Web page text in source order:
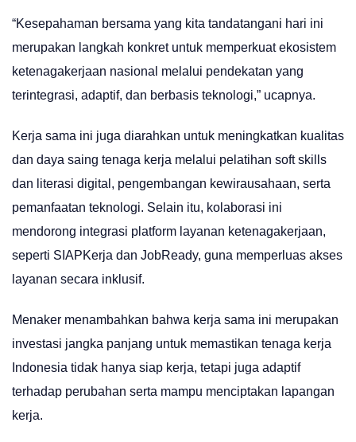
“Kesepahaman bersama yang kita tandatangani hari ini
merupakan langkah konkret untuk memperkuat ekosistem
ketenagakerjaan nasional melalui pendekatan yang
terintegrasi, adaptif, dan berbasis teknologi,” ucapnya.
Kerja sama ini juga diarahkan untuk meningkatkan kualitas
dan daya saing tenaga kerja melalui pelatihan soft skills
dan literasi digital, pengembangan kewirausahaan, serta
pemanfaatan teknologi. Selain itu, kolaborasi ini
mendorong integrasi platform layanan ketenagakerjaan,
seperti SIAPKerja dan JobReady, guna memperluas akses
layanan secara inklusif.
Menaker menambahkan bahwa kerja sama ini merupakan
investasi jangka panjang untuk memastikan tenaga kerja
Indonesia tidak hanya siap kerja, tetapi juga adaptif
terhadap perubahan serta mampu menciptakan lapangan
kerja.